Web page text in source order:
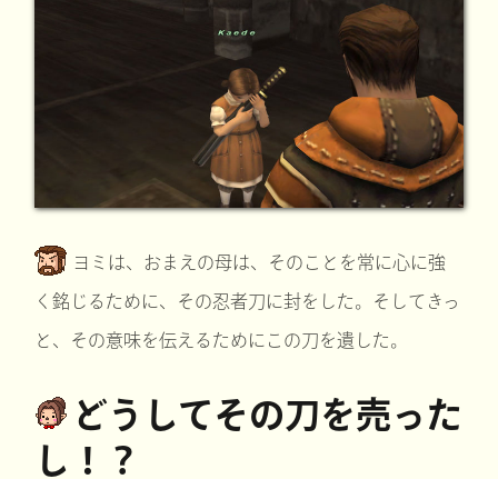
ヨミは、おまえの母は、そのことを常に心に強
く銘じるために、その忍者刀に封をした。そしてきっ
と、その意味を伝えるためにこの刀を遺した。
どうしてその刀を売った
し！？